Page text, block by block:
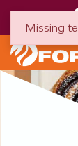
Missing